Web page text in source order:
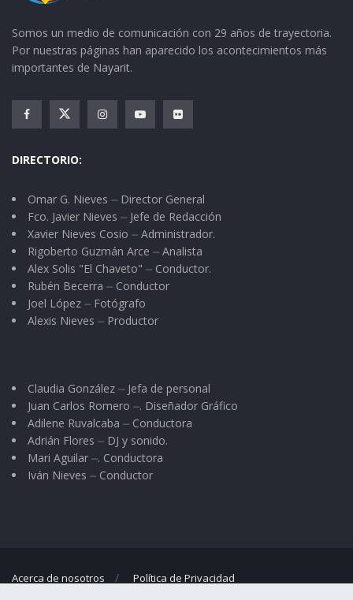
Somos un medio de comunicación con 29 años de trayectoria.
Por nuestras páginas han aparecido los acontecimientos más
importantes de Nayarit.
DIRECTORIO:
Omar G. Nieves ⏤ Director General
Fco. Javier Nieves ⏤ Jefe de Redacción
Xavier Nieves Cosio ⏤ Administrador.
Rigoberto Guzmán Arce ⏤ Analista
Alex Solis "El Chaveto" ⏤ Conductor.
Rubén Becerra ⏤ Conductor
Joel López ⏤ Fotógrafo
Alexis Nieves ⏤ Productor
Claudia González ⏤ Jefa de personal
Juan Carlos Romero ⏤. Diseñador Gráfico
Adilene Ruvalcaba ⏤ Conductora
Adrián Flores ⏤ DJ y sonido.
Mari Aguilar ⏤. Conductora
Iván Nieves ⏤ Conductor
Acerca de nosotros Política de Privacidad